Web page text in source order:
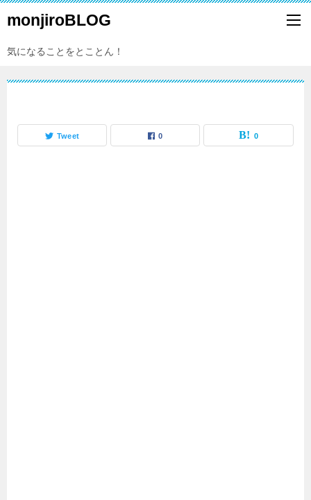
monjiroBLOG
気になることをとことん！
Tweet 0 0